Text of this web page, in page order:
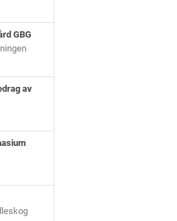
GBG
av